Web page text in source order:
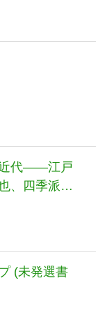
近代――江戸
、四季派、
(未発選書